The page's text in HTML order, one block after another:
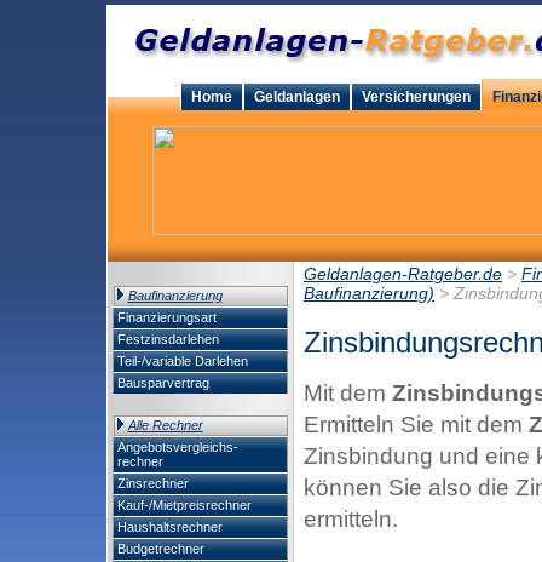
Home Geldanlagen Versicherungen
Baufinanzierung
Finanzierungsart
Festzinsdarlehen
Teil-/variable Darlehen
Bausparvertrag
Alle Rechner
Angebotsvergleichs-
rechner
Zinsrechner
Kauf-/Mietpreisrechner
Haushaltsrechner
Budgetrechner
Geldanlagen-Ratgeber.de >
Baufinanzierung) >
Mit dem
Ermitteln Sie mit dem
Zinsbindung und eine
können Sie also die
ermitteln.